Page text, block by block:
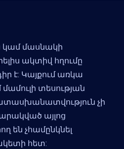
կամ մասնակի
ակտիվ հղումը
է: Կայքում առկա
տեսության
չի
այլոց
են չհամընկնել
հետ: